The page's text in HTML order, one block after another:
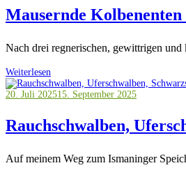
Mausernde
Nach drei regnerischen, gewittrigen und
Weiterlesen
20. Juli 202515. September 2025
Rauchschwalben,
Auf meinem Weg zum Ismaninger